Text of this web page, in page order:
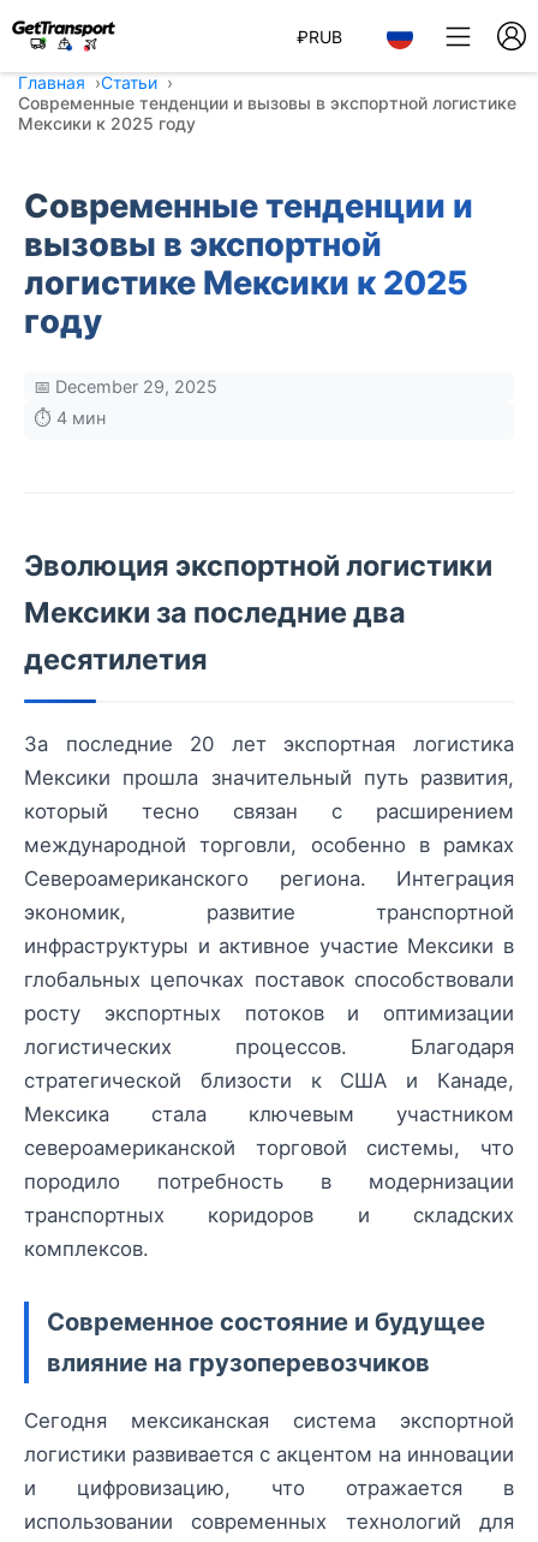
₽RUB
Главная
Статьи
Современные тенденции и вызовы в экспортной логистике
Мексики к 2025 году
Современные тенденции и
вызовы в экспортной
логистике Мексики к 2025
году
📅 December 29, 2025
⏱️ 4 мин
Эволюция экспортной логистики
Мексики за последние два
десятилетия
За последние 20 лет экспортная логистика
Мексики прошла значительный путь развития,
который тесно связан с расширением
международной торговли, особенно в рамках
Североамериканского региона. Интеграция
экономик, развитие транспортной
инфраструктуры и активное участие Мексики в
глобальных цепочках поставок способствовали
росту экспортных потоков и оптимизации
логистических процессов. Благодаря
стратегической близости к США и Канаде,
Мексика стала ключевым участником
североамериканской торговой системы, что
породило потребность в модернизации
транспортных коридоров и складских
комплексов.
Современное состояние и будущее
влияние на грузоперевозчиков
Сегодня мексиканская система экспортной
логистики развивается с акцентом на инновации
и цифровизацию, что отражается в
использовании современных технологий для